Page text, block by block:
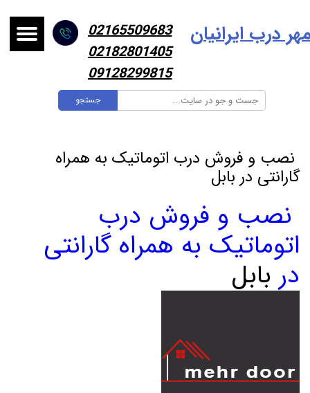
جستجو
درب ایرانیان
02165509683
02182801405
09128299815
نصب و فروش درب اتوماتیک به همراه
گارانتی در بابل
نصب و فروش درب
اتوماتیک به همراه گارانتی
در بابل